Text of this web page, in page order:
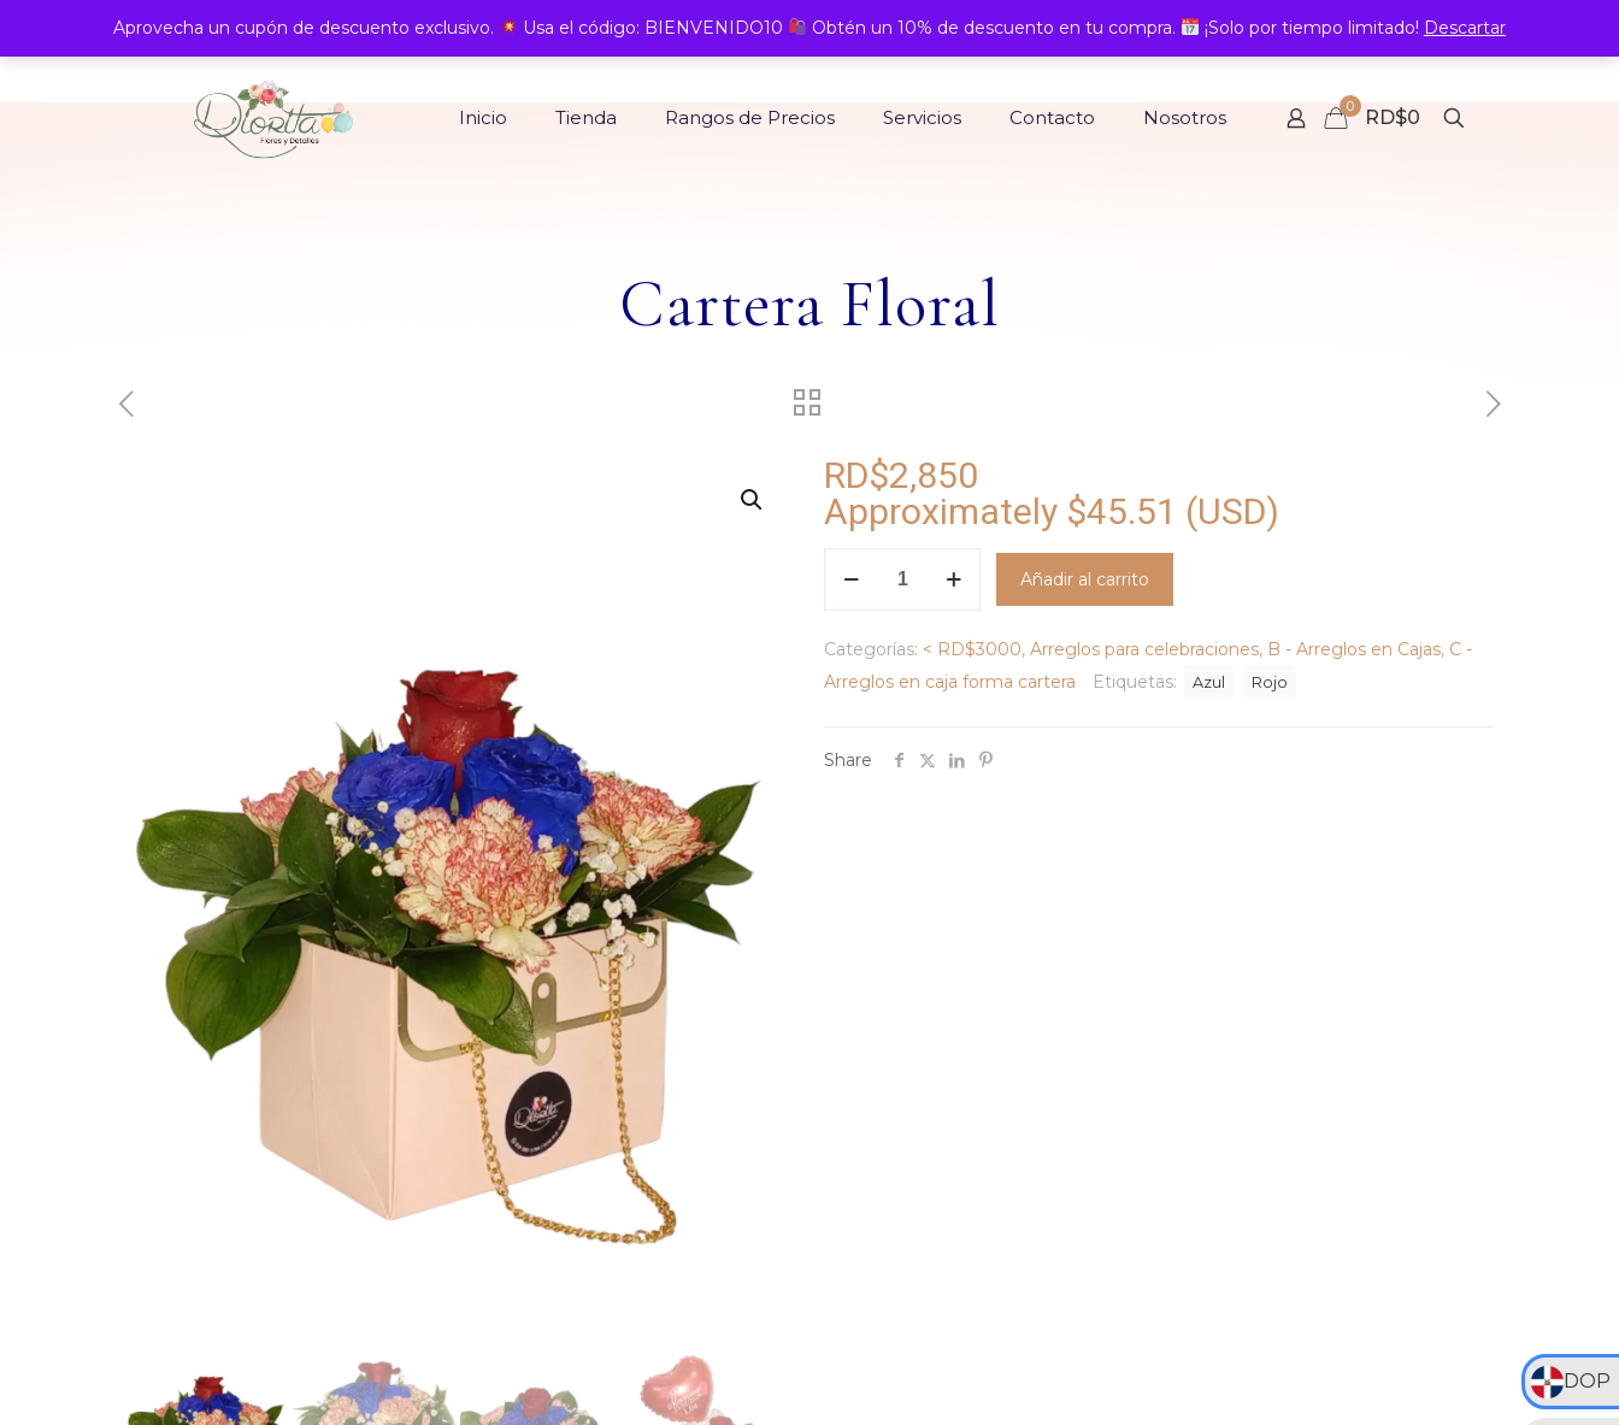
DOP
Inicio Tienda Rangos de Precios Servicios Contacto Nosotros 0 RD$0
Cartera Floral
RD$2,850
Approximately $45.51 (USD)
Añadir al carrito
Categorías: < RD$3000, Arreglos para celebraciones, B - Arreglos en Cajas, C -
Arreglos en caja forma cartera
Etiquetas: Azul Rojo
Share
Aprovecha un cupón de descuento exclusivo. Usa el código: BIENVENIDO10 Obtén un 10% de descuento en tu compra. ¡Solo por tiempo limitado! Descartar